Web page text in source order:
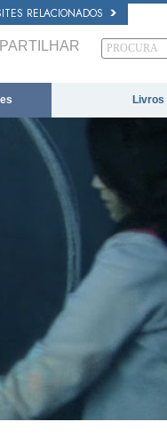
RELACIONADOS
PARTILHAR
Livros